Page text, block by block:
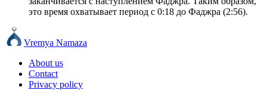
это время охватывает период с 0:18 до Фаджра (2:56).
Vremya Namaza
About us
Contact
Privacy policy